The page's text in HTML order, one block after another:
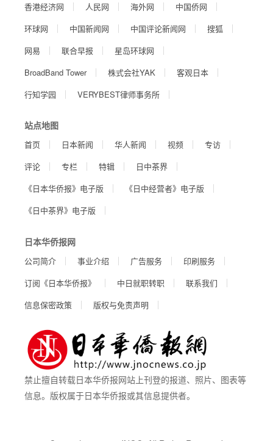
香港经济网
人民网 海外网
中国侨网
环球网
中国新闻网 中国评论新闻网
搜狐
网易
联合早报
星岛环球网
BroadBand Tower
株式会社YAK
客观日本
行知学园
VERYBEST律师事务所
站点地图
首页 日本新闻 华人新闻 视频
专访
评论
专栏 特辑
日中茶界
《日本华侨报》电子版
《日中经营者》电子版
《日中茶界》电子版
日本华侨报网
公司简介 事业介绍 广告服务
印刷服务
订阅《日本华侨报》
中日就职转职
联系我们
信息保密政策
版权与免责声明
禁止擅自转载日本华侨报网站上刊登的报道、照片、图表等
信息。版权属于日本华侨报或其信息提供者。